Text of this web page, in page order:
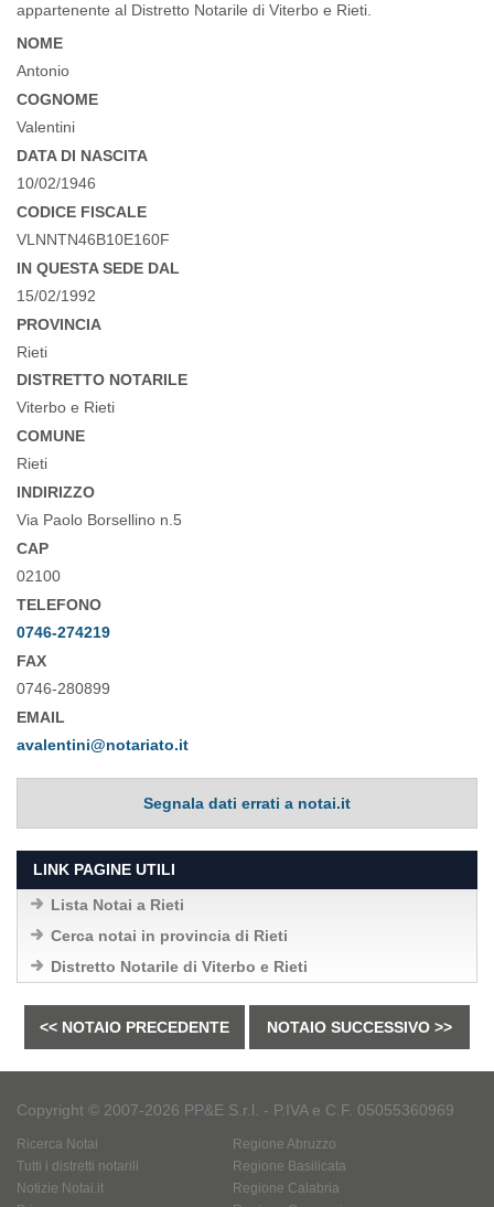
appartenente al Distretto Notarile di Viterbo e Rieti.
NOME
Antonio
COGNOME
Valentini
DATA DI NASCITA
10/02/1946
CODICE FISCALE
VLNNTN46B10E160F
IN QUESTA SEDE DAL
15/02/1992
PROVINCIA
Rieti
DISTRETTO NOTARILE
Viterbo e Rieti
COMUNE
Rieti
INDIRIZZO
Via Paolo Borsellino n.5
CAP
02100
TELEFONO
0746-274219
FAX
0746-280899
EMAIL
avalentini@notariato.it
Segnala dati errati a notai.it
LINK PAGINE UTILI
Lista Notai a Rieti
Cerca notai in provincia di Rieti
Distretto Notarile di Viterbo e Rieti
<< NOTAIO PRECEDENTE NOTAIO SUCCESSIVO >>
Copyright © 2007-2026 PP&E S.r.l. - P.IVA e C.F. 05055360969
Ricerca Notai
Tutti i distretti notarili
Notizie Notai.it
Regione Abruzzo
Regione Basilicata
Regione Calabria